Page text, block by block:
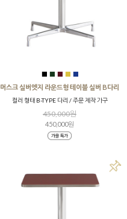
■ ■ ■ ■ ■
머스크 실버엣지 라운드형 테이블 실버 B다리
컬러 형태 B-TYPE 다리 / 주문 제작 가구
450,000원
450,000원